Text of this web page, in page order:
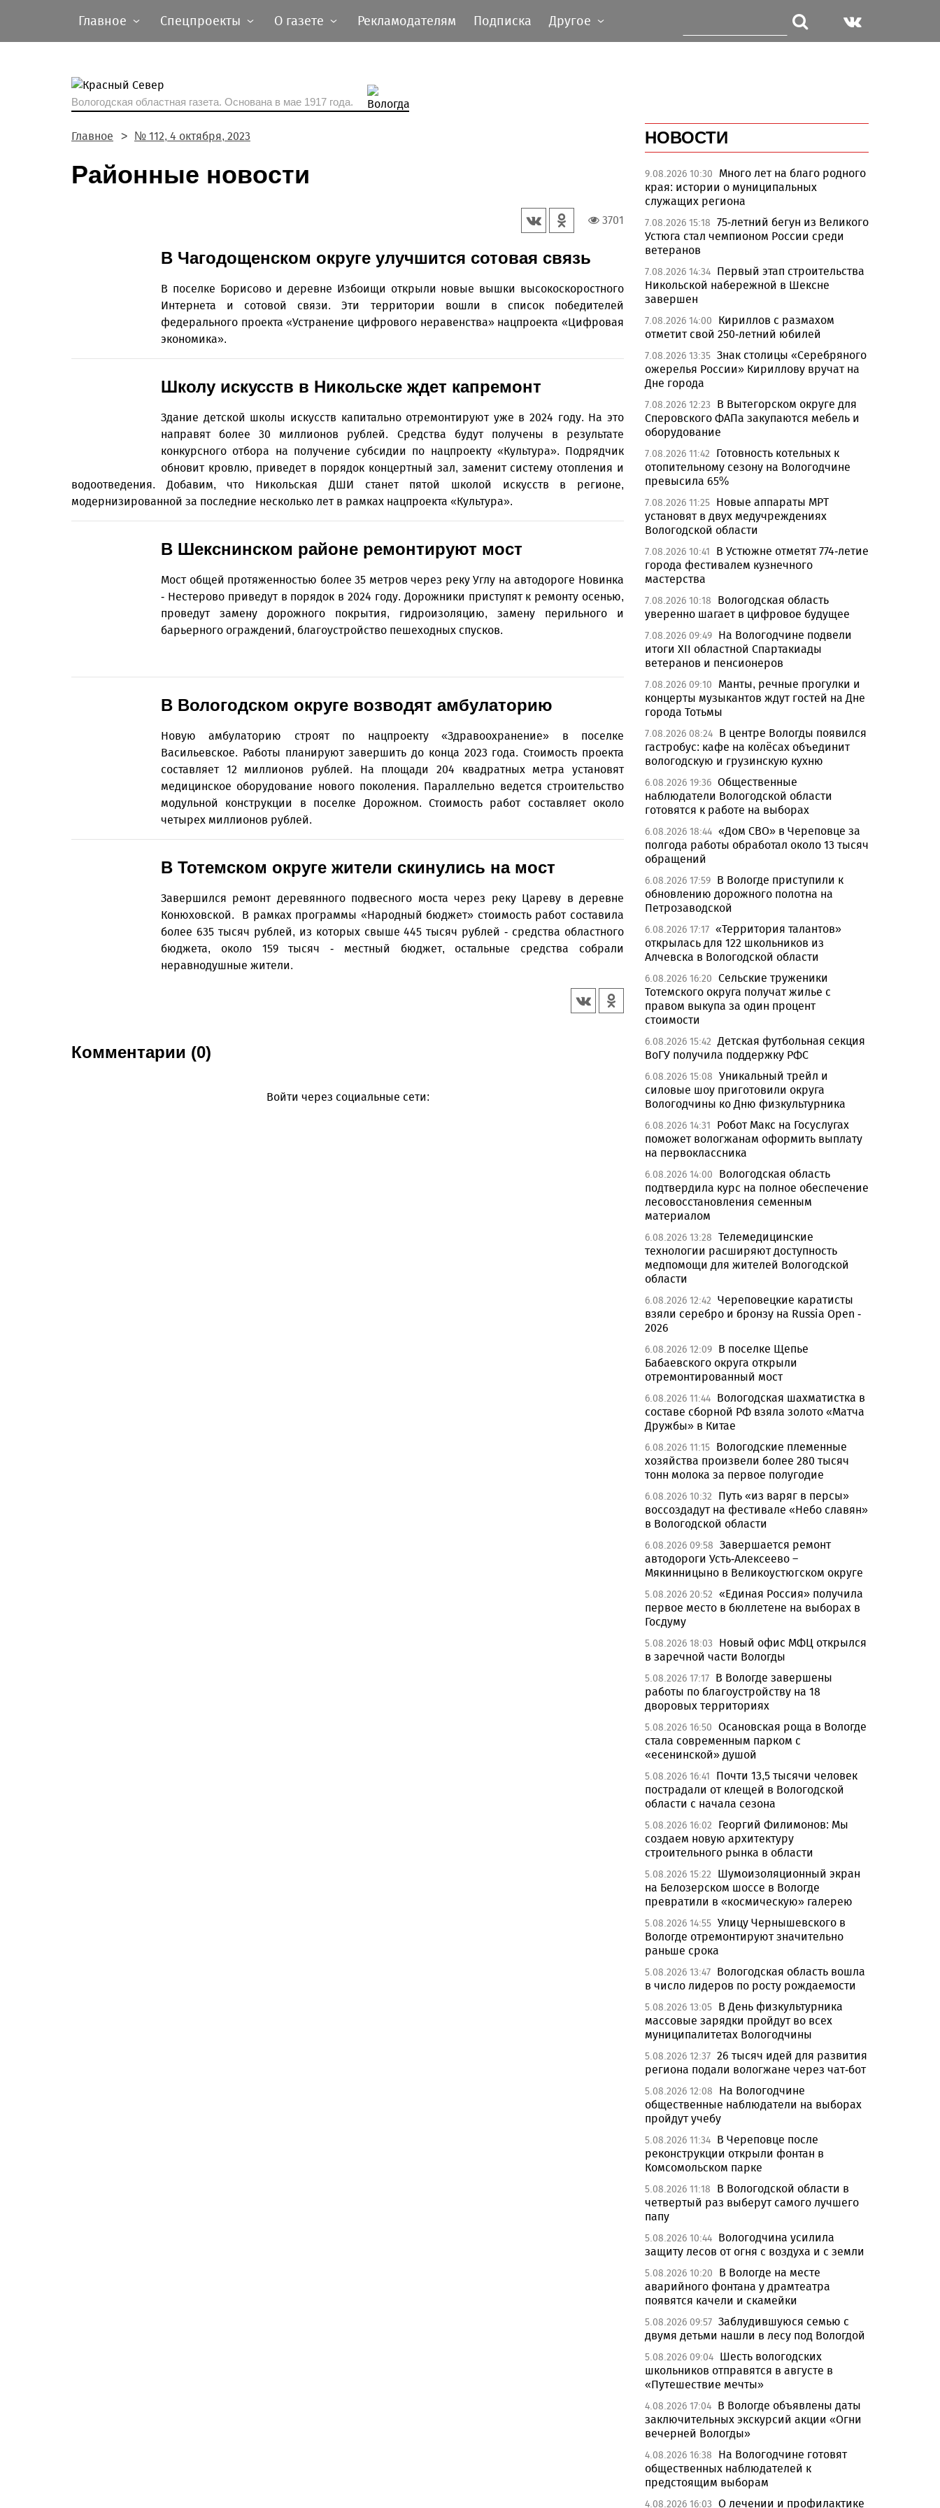
Главное Спецпроекты О газете Рекламодателям Подписка Другое
Вологодская областная газета. Основана в мае 1917 года.
Главное № 112, 4 октября, 2023
Районные новости
3701
В Чагодощенском округе улучшится сотовая связь
В поселке Борисово и деревне Избоищи открыли новые вышки высокоскоростного
Интернета и сотовой связи. Эти территории вошли в список победителей
федерального проекта «Устранение цифрового неравенства» нацпроекта «Цифровая
экономика».
Школу искусств в Никольске ждет капремонт
Здание детской школы искусств капитально отремонтируют уже в 2024 году. На это
направят более 30 миллионов рублей. Средства будут получены в результате
конкурсного отбора на получение субсидии по нацпроекту «Культура». Подрядчик
обновит кровлю, приведет в порядок концертный зал, заменит систему отопления и
водоотведения. Добавим, что Никольская ДШИ станет пятой школой искусств в регионе,
модернизированной за последние несколько лет в рамках нацпроекта «Культура».
В Шекснинском районе ремонтируют мост
Мост общей протяженностью более 35 метров через реку Углу на автодороге Новинка
- Нестерово приведут в порядок в 2024 году. Дорожники приступят к ремонту осенью,
проведут замену дорожного покрытия, гидроизоляцию, замену перильного и
барьерного ограждений, благоустройство пешеходных спусков.
В Вологодском округе возводят амбулаторию
Новую амбулаторию строят по нацпроекту «Здравоохранение» в поселке
Васильевское. Работы планируют завершить до конца 2023 года. Стоимость проекта
составляет 12 миллионов рублей. На площади 204 квадратных метра установят
медицинское оборудование нового поколения. Параллельно ведется строительство
модульной конструкции в поселке Дорожном. Стоимость работ составляет около
четырех миллионов рублей.
В Тотемском округе жители скинулись на мост
Завершился ремонт деревянного подвесного моста через реку Цареву в деревне
Конюховской. В рамках программы «Народный бюджет» стоимость работ составила
более 635 тысяч рублей, из которых свыше 445 тысяч рублей - средства областного
бюджета, около 159 тысяч - местный бюджет, остальные средства собрали
неравнодушные жители.
Комментарии (0)
Войти через социальные сети:
НОВОСТИ
9.08.2026 10:30
Много лет на благо родного
края: истории о муниципальных
служащих региона
7.08.2026 15:18 75-летний бегун из Великого
Устюга стал чемпионом России среди
ветеранов
7.08.2026 14:34 Первый этап строительства
Никольской набережной в Шексне
завершен
7.08.2026 14:00
Кириллов с размахом
отметит свой 250-летний юбилей
7.08.2026 13:35 Знак столицы «Серебряного
ожерелья России» Кириллову вручат на
Дне города
7.08.2026 12:23
В Вытегорском округе для
Сперовского ФАПа закупаются мебель и
оборудование
7.08.2026 11:42
Готовность котельных к
отопительному сезону на Вологодчине
превысила 65%
7.08.2026 11:25 Новые аппараты МРТ
установят в двух медучреждениях
Вологодской области
7.08.2026 10:41
В Устюжне отметят 774-летие
города фестивалем кузнечного
мастерства
7.08.2026 10:18
Вологодская область
уверенно шагает в цифровое будущее
7.08.2026 09:49 На Вологодчине подвели
итоги XII областной Спартакиады
ветеранов и пенсионеров
7.08.2026 09:10
Манты, речные прогулки и
концерты музыкантов ждут гостей на Дне
города Тотьмы
7.08.2026 08:24 В центре Вологды появился
гастробус: кафе на колёсах объединит
вологодскую и грузинскую кухню
6.08.2026 19:36 Общественные
наблюдатели Вологодской области
готовятся к работе на выборах
6.08.2026 18:44 «Дом СВО» в Череповце за
полгода работы обработал около 13 тысяч
обращений
6.08.2026 17:59 В Вологде приступили к
обновлению дорожного полотна на
Петрозаводской
6.08.2026 17:17 «Территория талантов»
открылась для 122 школьников из
Алчевска в Вологодской области
6.08.2026 16:20 Сельские труженики
Тотемского округа получат жилье с
правом выкупа за один процент
стоимости
6.08.2026 15:42 Детская футбольная секция
ВоГУ получила поддержку РФС
6.08.2026 15:08 Уникальный трейл и
силовые шоу приготовили округа
Вологодчины ко Дню физкультурника
6.08.2026 14:31
Робот Макс на Госуслугах
поможет вологжанам оформить выплату
на первоклассника
6.08.2026 14:00
Вологодская область
подтвердила курс на полное обеспечение
лесовосстановления семенным
материалом
6.08.2026 13:28 Телемедицинские
технологии расширяют доступность
медпомощи для жителей Вологодской
области
6.08.2026 12:42 Череповецкие каратисты
взяли серебро и бронзу на Russia Open -
2026
6.08.2026 12:09 В поселке Щепье
Бабаевского округа открыли
отремонтированный мост
6.08.2026 11:44 Вологодская шахматистка в
составе сборной РФ взяла золото «Матча
Дружбы» в Китае
6.08.2026 11:15 Вологодские племенные
хозяйства произвели более 280 тысяч
тонн молока за первое полугодие
6.08.2026 10:32
Путь «из варяг в персы»
воссоздадут на фестивале «Небо славян»
в Вологодской области
6.08.2026 09:58 Завершается ремонт
автодороги Усть-Алексеево –
Мякинницыно в Великоустюгском округе
5.08.2026 20:52 «Единая Россия» получила
первое место в бюллетене на выборах в
Госдуму
5.08.2026 18:03
Новый офис МФЦ открылся
в заречной части Вологды
5.08.2026 17:17 В Вологде завершены
работы по благоустройству на 18
дворовых территориях
5.08.2026 16:50 Осановская роща в Вологде
стала современным парком с
«есенинской» душой
5.08.2026 16:41
Почти 13,5 тысячи человек
пострадали от клещей в Вологодской
области с начала сезона
5.08.2026 16:02
Георгий Филимонов: Мы
создаем новую архитектуру
строительного рынка в области
5.08.2026 15:22
Шумоизоляционный экран
на Белозерском шоссе в Вологде
превратили в «космическую» галерею
5.08.2026 14:55 Улицу Чернышевского в
Вологде отремонтируют значительно
раньше срока
5.08.2026 13:47 Вологодская область вошла
в число лидеров по росту рождаемости
5.08.2026 13:05 В День физкультурника
массовые зарядки пройдут во всех
муниципалитетах Вологодчины
5.08.2026 12:37 26 тысяч идей для развития
региона подали вологжане через чат-бот
5.08.2026 12:08
На Вологодчине
общественные наблюдатели на выборах
пройдут учебу
5.08.2026 11:34 В Череповце после
реконструкции открыли фонтан в
Комсомольском парке
5.08.2026 11:18
В Вологодской области в
четвертый раз выберут самого лучшего
папу
5.08.2026 10:44 Вологодчина усилила
защиту лесов от огня с воздуха и с земли
5.08.2026 10:20
В Вологде на месте
аварийного фонтана у драмтеатра
появятся качели и скамейки
5.08.2026 09:57 Заблудившуюся семью с
двумя детьми нашли в лесу под Вологдой
5.08.2026 09:04 Шесть вологодских
школьников отправятся в августе в
«Путешествие мечты»
4.08.2026 17:04 В Вологде объявлены даты
заключительных экскурсий акции «Огни
вечерней Вологды»
4.08.2026 16:38
На Вологодчине готовят
общественных наблюдателей к
предстоящим выборам
4.08.2026 16:03 О лечении и профилактике